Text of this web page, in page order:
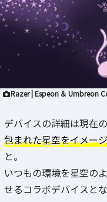
Razer | Espeon ＆ Umbreon
デバイスの詳細は現在
包まれた星空をイメー
と。
いつもの環境を星空の
せるコラボデバイスとな